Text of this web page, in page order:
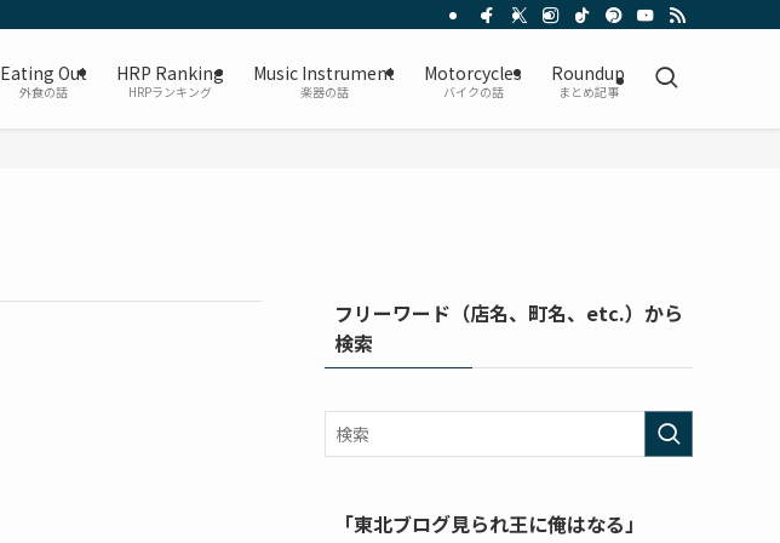
Eating Out
外食の話
HRP Ranking
HRPランキング
Music Instrument
楽器の話
Motorcycles
バイクの話
Roundup
まとめ記事
フリーワード（店名、町名、etc.）から
検索
「東北ブログ見られ王に俺はなる」